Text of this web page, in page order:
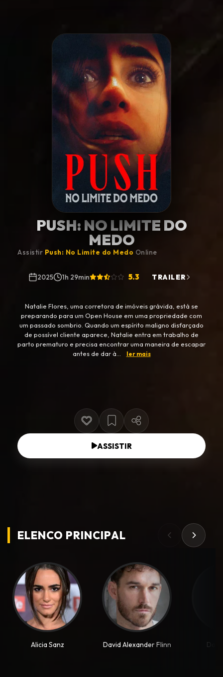
Minha Lista
Pesquisar
PUSH: NO LIMITE DO
MEDO
Assistir Push: No Limite do Medo Online
2025 1h 29min 5.3 TRAILER
Natalie Flores, uma corretora de imóveis grávida, está se
preparando para um Open House em uma propriedade com
um passado sombrio. Quando um espírito maligno disfarçado
de possível cliente aparece, Natalie entra em trabalho de
parto prematuro e precisa encontrar uma maneira de escapar
antes de dar à...
ler mais
ASSISTIR
ELENCO PRINCIPAL
Alicia Sanz David Alexander Flinn